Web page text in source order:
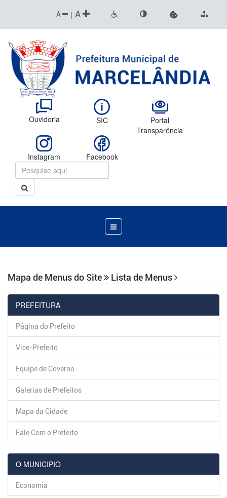
A | A
Ouvidoria SIC
Portal
Transparência
Instagram Facebook
Menu
de
Navegação
Mapa de Menus do Site Lista de Menus
PREFEITURA
Página do Prefeito
Vice-Prefeito
Equipe de Governo
Galerias de Prefeitos
Mapa da Cidade
Fale Com o Prefeito
O MUNICIPIO
Economia